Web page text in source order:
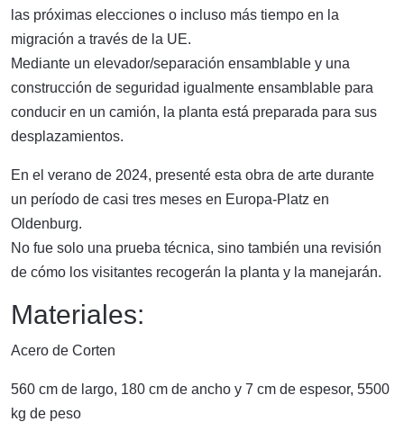
las próximas elecciones o incluso más tiempo en la
migración a través de la UE.
Mediante un elevador/separación ensamblable y una
construcción de seguridad igualmente ensamblable para
conducir en un camión, la planta está preparada para sus
desplazamientos.
En el verano de 2024, presenté esta obra de arte durante
un período de casi tres meses en Europa-Platz en
Oldenburg.
No fue solo una prueba técnica, sino también una revisión
de cómo los visitantes recogerán la planta y la manejarán.
Materiales:
Acero de Corten
560 cm de largo, 180 cm de ancho y 7 cm de espesor, 5500
kg de peso